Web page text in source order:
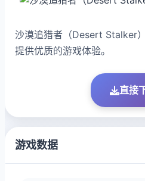
沙漠追猎者（Desert Stalker
提供优质的游戏体验。
直接
游戏数据